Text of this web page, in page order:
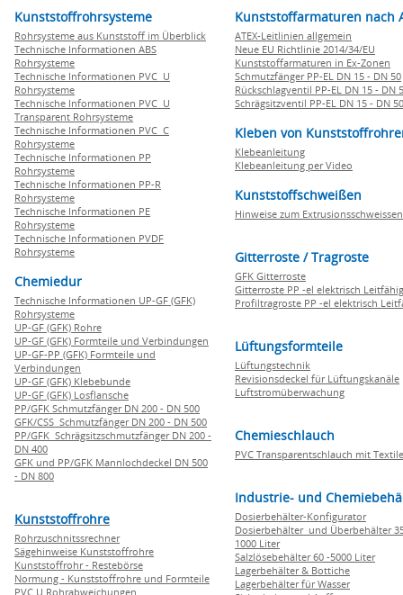
Kunststoffrohrsysteme
Rohrsysteme aus Kunststoff im Überblick
Technische Informationen ABS
Rohrsysteme
Technische Informationen PVC U
Rohrsysteme
Technische Informationen PVC U
Transparent Rohrsysteme
Technische Informationen PVC C
Rohrsysteme
Technische Informationen PP
Rohrsysteme
Technische Informationen PP-R
Rohrsysteme
Technische Informationen PE
Rohrsysteme
Technische Informationen PVDF
Rohrsysteme
Chemiedur
Technische Informationen UP-GF (GFK)
Rohrsysteme
UP-GF (GFK) Rohre
UP-GF (GFK) Formteile und Verbindungen
UP-GF-PP (GFK) Formteile und
Verbindungen
UP-GF (GFK) Klebebunde
UP-GF (GFK) Losflansche
PP/GFK Schmutzfänger DN 200 - DN 500
GFK/CSS Schmutzfänger DN 200 - DN 500
PP/GFK Schrägsitzschmutzfänger DN 200 -
DN 400
GFK und PP/GFK Mannlochdeckel DN 500
- DN 800
Kunststoffrohre
Rohrzuschnitssrechner
Sägehinweise Kunststoffrohre
Kunststoffrohr - Restebörse
Normung - Kunststoffrohre und Formteile
PVC U Rohrabweichungen
Kunststoffarmaturen nach
ATEX-Leitlinien allgemein
Neue EU Richtlinie 2014/34/EU
Kunststoffarmaturen in Ex-Zonen
Schmutzfänger PP-EL DN 15 - DN 50
Rückschlagventil PP-EL DN 15 - DN
Schrägsitzventil PP-EL DN 15 - DN 50
Kleben von
Klebeanleitung
Klebeanleitung per Video
Kunststoffschweißen
Hinweise zum Extrusionsschweissen
Gitterroste / Tragroste
GFK Gitterroste
Gitterroste PP -el elektrisch Leitfähig
Profiltragroste PP -el elektrisch
Lüftungsformteile
Lüftungstechnik
Revisionsdeckel für Lüftungskanäle
Luftstromüberwachung
Chemieschlauch
PVC Transparentschlauch mit
Industrie- und
Dosierbehälter-Konfigurator
Dosierbehälter und Überbehälter
1000 Liter
Salzlösebehälter 60 -5000 Liter
Lagerbehälter & Bottiche
Lagerbehälter für Wasser